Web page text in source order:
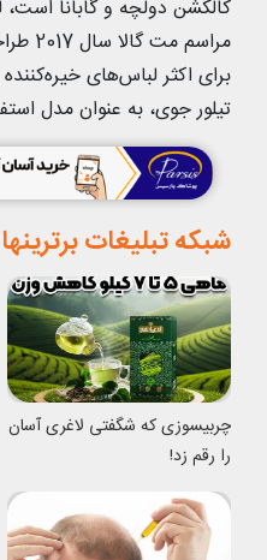
کالکشن دولچه و گابانا است،
برای اکثر لباس‌های
تیلور جوی، به عنوان مدل
شبکه تبلیغات برترینها
چربیسوزی که شگفتی لاغری آسان
را رقم زد!